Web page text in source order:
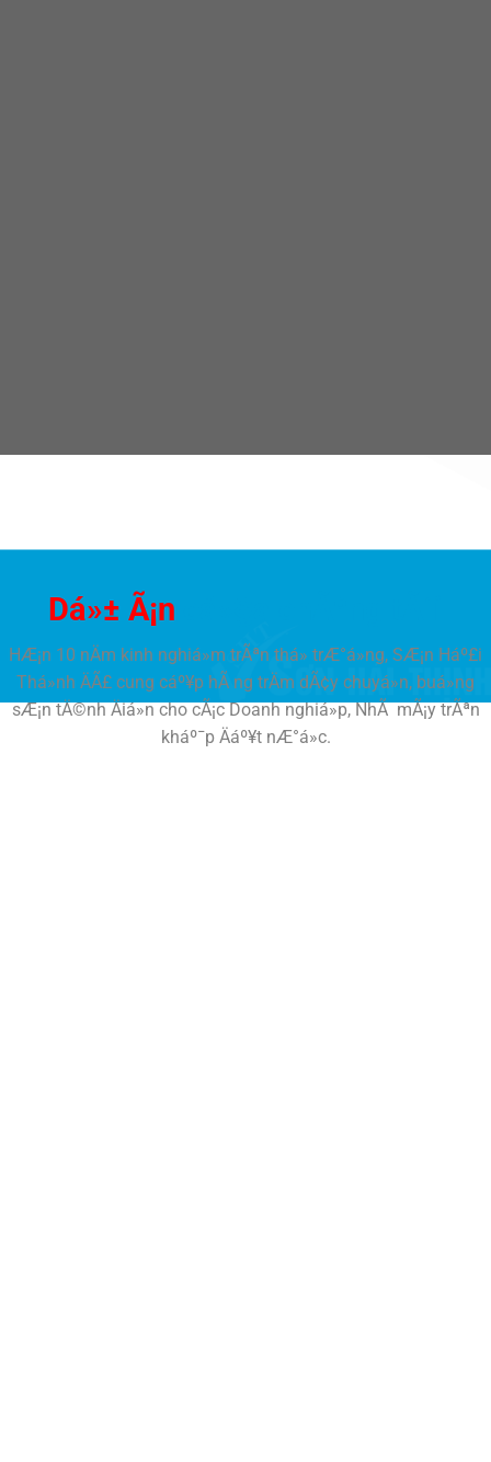
Dá»± Ã¡n
HÆ¡n 10 nÄm kinh nghiá»m trÃªn thá» trÆ°á»ng, SÆ¡n Háº£i
Thá»nh ÄÃ£ cung cáº¥p hÃ ng trÄm dÃ¢y chuyá»n, buá»ng
sÆ¡n tÄ©nh Äiá»n cho cÃ¡c Doanh nghiá»p, NhÃ mÃ¡y trÃªn
kháº¯p Äáº¥t nÆ°á»c.